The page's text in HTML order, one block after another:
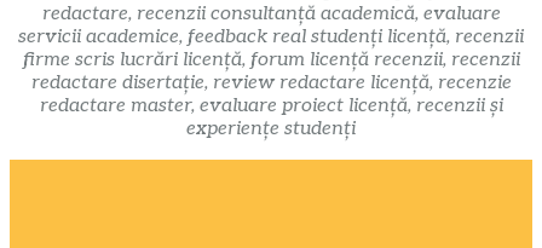
redactare, recenzii consultanță academică, evaluare
servicii academice, feedback real studenți licență, recenzii
firme scris lucrări licență, forum licență recenzii, recenzii
redactare disertație, review redactare licență, recenzie
redactare master, evaluare proiect licență, recenzii și
experiențe studenți